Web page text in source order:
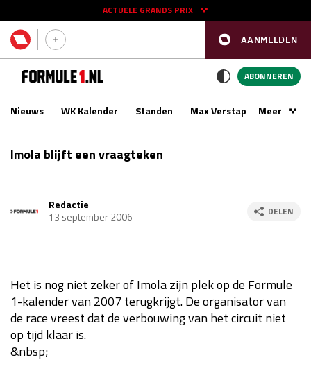
AANMELDEN
ACTUELE GRANDS PRIX
11 - 13 sep
Race
Kwalificatie
vr 14:00 - 15:00
Race
za 13:00 - 15:00
GP SINGAPORE 2026 09 - 11 okt
Race
zo 14:00 - 16:00
ABONNEREN
Nieuws WK Kalender Standen Max VerstappenMeer
Imola blijft een vraagteken
Redactie
13 september 2006
DELEN
Het is nog niet zeker of Imola zijn plek op de Formule
1-kalender van 2007 terugkrijgt. De organisator van
de race vreest dat de verbouwing van het circuit niet
op tijd klaar is.
&nbsp;